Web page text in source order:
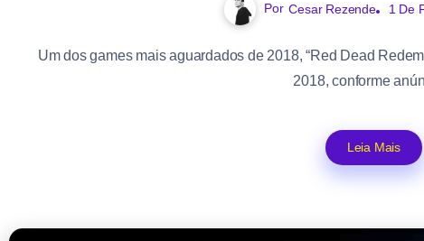
Por Cesar Rezende 1 De
Um dos games mais aguardados de 2018, “Red Dead
2018, conforme
Leia Mais